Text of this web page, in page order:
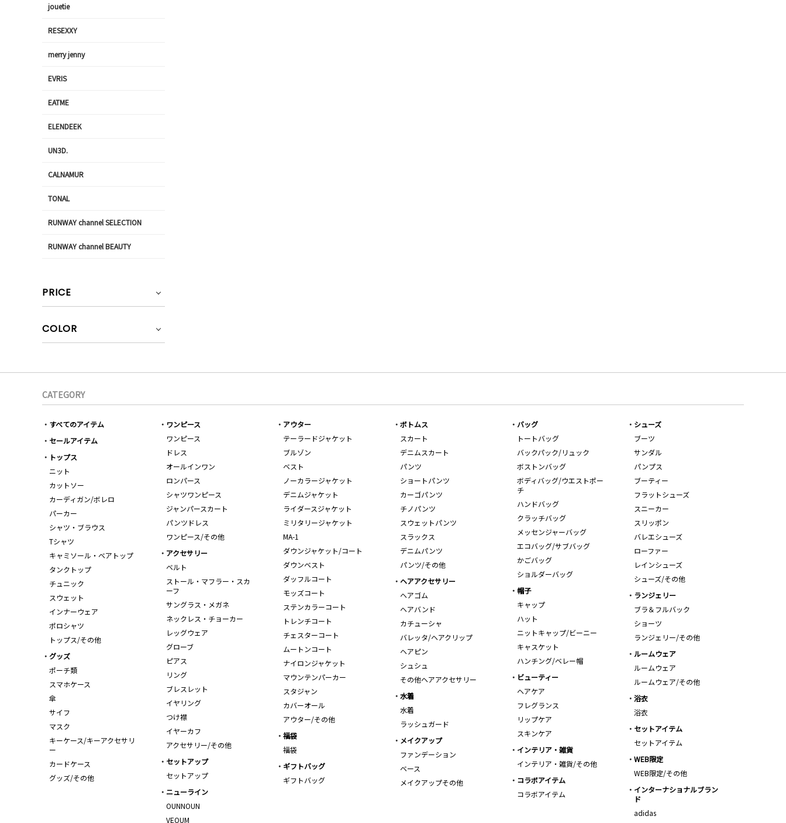
jouetie
RESEXXY
merry jenny
EVRIS
EATME
ELENDEEK
UN3D.
CALNAMUR
TONAL
RUNWAY channel SELECTION
RUNWAY channel BEAUTY
PRICE
COLOR
CATEGORY
すべてのアイテム
セールアイテム
トップス
ニット
カットソー
カーディガン/ボレロ
パーカー
シャツ・ブラウス
Tシャツ
キャミソール・ベアトップ
タンクトップ
チュニック
スウェット
インナーウェア
ポロシャツ
トップス/その他
ワンピース
ワンピース
ドレス
オールインワン
ロンパース
シャツワンピース
ジャンパースカート
パンツドレス
ワンピース/その他
アウター
テーラードジャケット
ブルゾン
ベスト
ノーカラージャケット
デニムジャケット
ライダースジャケット
ミリタリージャケット
MA-1
ダウンジャケット/コート
ダウンベスト
ダッフルコート
モッズコート
ステンカラーコート
トレンチコート
チェスターコート
ムートンコート
ナイロンジャケット
マウンテンパーカー
スタジャン
カバーオール
アウター/その他
ボトムス
スカート
デニムスカート
パンツ
ショートパンツ
カーゴパンツ
チノパンツ
スウェットパンツ
スラックス
デニムパンツ
パンツ/その他
バッグ
トートバッグ
バックパック/リュック
ボストンバッグ
ボディバッグ/ウエストポー
チ
ハンドバッグ
クラッチバッグ
メッセンジャーバッグ
エコバッグ/サブバッグ
かごバッグ
ショルダーバッグ
シューズ
ブーツ
サンダル
パンプス
ブーティー
フラットシューズ
スニーカー
スリッポン
バレエシューズ
ローファー
レインシューズ
シューズ/その他
アクセサリー
ベルト
ストール・マフラー・スカ
ーフ
サングラス・メガネ
ネックレス・チョーカー
レッグウェア
グローブ
ピアス
リング
ブレスレット
イヤリング
つけ襟
イヤーカフ
アクセサリー/その他
ヘアアクセサリー
ヘアゴム
ヘアバンド
カチューシャ
バレッタ/ヘアクリップ
ヘアピン
シュシュ
その他ヘアアクセサリー
帽子
キャップ
ハット
ニットキャップ/ビーニー
キャスケット
ハンチング/ベレー帽
ランジェリー
ブラ＆フルバック
ショーツ
ランジェリー/その他
ルームウェア
ルームウェア
ルームウェア/その他
グッズ
ポーチ類
スマホケース
傘
サイフ
マスク
キーケース/キーアクセサリ
ー
カードケース
グッズ/その他
ビューティー
ヘアケア
フレグランス
リップケア
スキンケア
水着
水着
ラッシュガード
浴衣
浴衣
セットアイテム
セットアイテム
福袋
福袋
メイクアップ
ファンデーション
ベース
メイクアップその他
インテリア・雑貨
インテリア・雑貨/その他
WEB限定
WEB限定/その他
セットアップ
セットアップ
ギフトバッグ
ギフトバッグ
コラボアイテム
コラボアイテム
インターナショナルブラン
ド
adidas
ニューライン
OUNNOUN
VEQUM